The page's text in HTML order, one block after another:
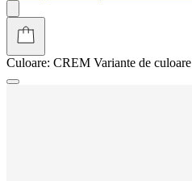
Culoare: CREM Variante de culoare